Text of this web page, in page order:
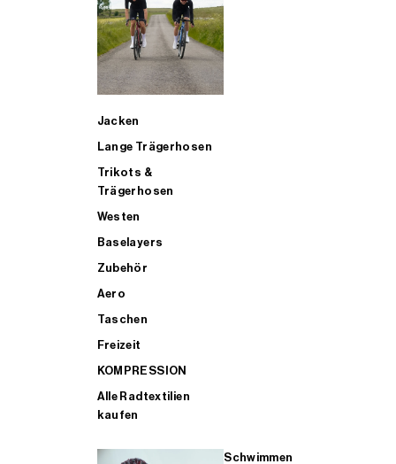
Jacken
Lange Trägerhosen
Trikots &
Trägerhosen
Westen
Baselayers
Zubehör
Aero
Taschen
Freizeit
KOMPRESSION
Alle Radtextilien
kaufen
Schwimmen
ALLE TRIATHLONARTIKEL FÜR MÄNNER KAUFEN